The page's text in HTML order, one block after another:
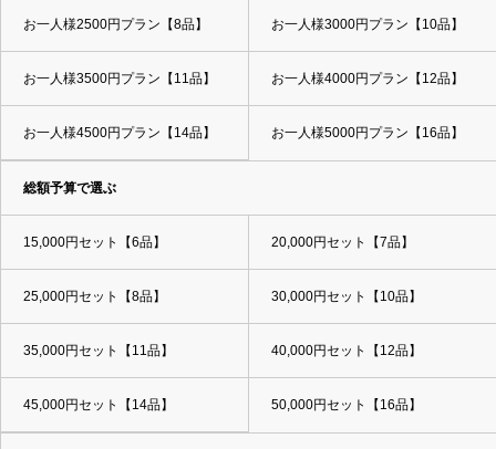
お一人様2500円プラン【8品】 お一人様3000円プラン【10品】
お一人様3500円プラン【11品】 お一人様4000円プラン【12品】
お一人様4500円プラン【14品】 お一人様5000円プラン【16品】
総額予算で選ぶ
15,000円セット【6品】 20,000円セット【7品】
25,000円セット【8品】 30,000円セット【10品】
35,000円セット【11品】 40,000円セット【12品】
45,000円セット【14品】 50,000円セット【16品】